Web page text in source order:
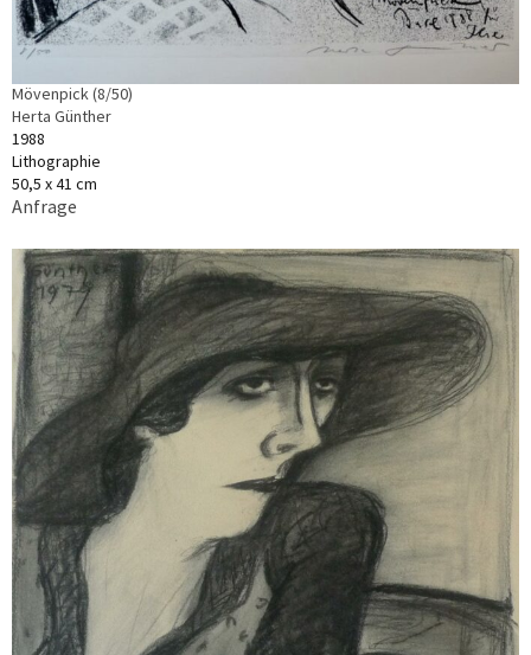
Mövenpick (8/50)
Herta Günther
1988
Lithographie
50,5 x 41 cm
Anfrage